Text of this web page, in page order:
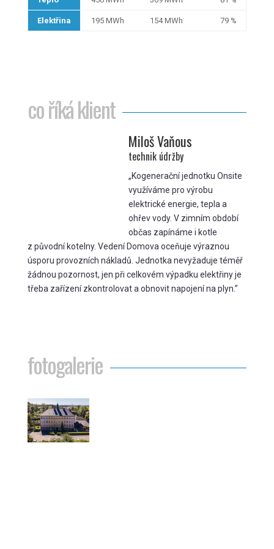
Elektřina 195 MWh 154 MWh 79 %
co říká klient
Miloš Vaňous
technik údržby
„Kogenerační jednotku Onsite
využíváme pro výrobu
elektrické energie, tepla a
ohřev vody. V zimním období
občas zapínáme i kotle
z původní kotelny. Vedení Domova oceňuje výraznou
úsporu provozních nákladů. Jednotka nevyžaduje téměř
žádnou pozornost, jen při celkovém výpadku elektřiny je
třeba zařízení zkontrolovat a obnovit napojení na plyn.”
fotogalerie